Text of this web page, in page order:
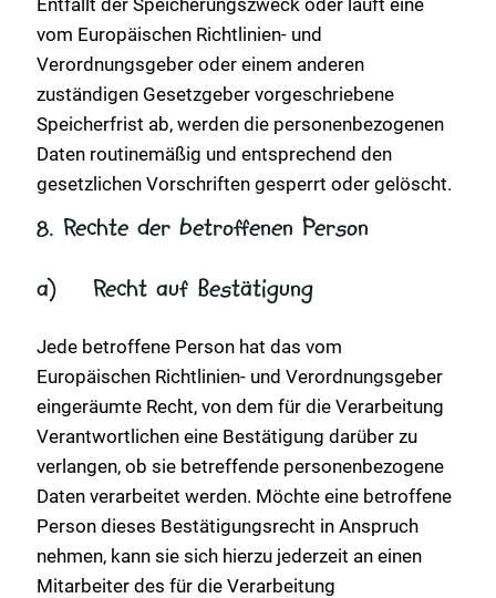
Entfällt der Speicherungszweck oder läuft eine
vom Europäischen Richtlinien- und
Verordnungsgeber oder einem anderen
zuständigen Gesetzgeber vorgeschriebene
Speicherfrist ab, werden die personenbezogenen
Daten routinemäßig und entsprechend den
gesetzlichen Vorschriften gesperrt oder gelöscht.
8. Rechte der betroffenen Person
a) Recht auf Bestätigung
Jede betroffene Person hat das vom
Europäischen Richtlinien- und Verordnungsgeber
eingeräumte Recht, von dem für die Verarbeitung
Verantwortlichen eine Bestätigung darüber zu
verlangen, ob sie betreffende personenbezogene
Daten verarbeitet werden. Möchte eine betroffene
Person dieses Bestätigungsrecht in Anspruch
nehmen, kann sie sich hierzu jederzeit an einen
Mitarbeiter des für die Verarbeitung